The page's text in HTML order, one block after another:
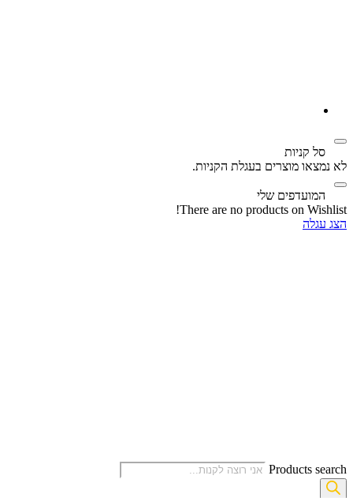
סל קניות‬
לא נמצאו מוצרים בעגלת הקניות.
המועדפים שלי
There are no products on Wishlist!
הצג עגלה
Products search